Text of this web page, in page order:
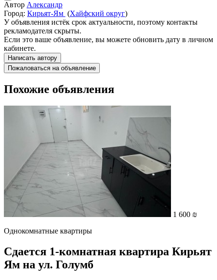
Автор Александр
Город: Кирьят-Ям (Хайфский округ)
У объявления истёк срок актуальности, поэтому контакты
рекламодателя скрыты.
Если это ваше объявление, вы можете обновить дату в личном
кабинете.
Написать автору
Пожаловаться на объявление
Похожие объявления
1 600 ₪
Однокомнатные квартиры
Сдается 1-комнатная квартира Кирьят
Ям на ул. Голумб